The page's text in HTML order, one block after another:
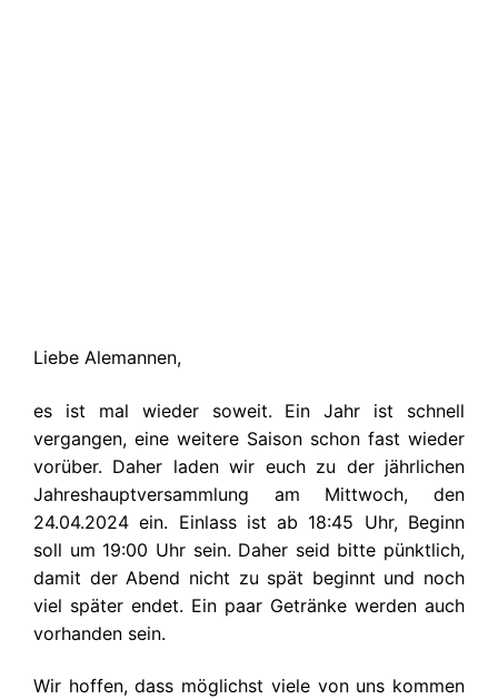
Liebe Alemannen,
es ist mal wieder soweit. Ein Jahr ist schnell
vergangen, eine weitere Saison schon fast wieder
vorüber. Daher laden wir euch zu der jährlichen
Jahreshauptversammlung am Mittwoch, den
24.04.2024 ein. Einlass ist ab 18:45 Uhr, Beginn
soll um 19:00 Uhr sein. Daher seid bitte pünktlich,
damit der Abend nicht zu spät beginnt und noch
viel später endet. Ein paar Getränke werden auch
vorhanden sein.
Wir hoffen, dass möglichst viele von uns kommen